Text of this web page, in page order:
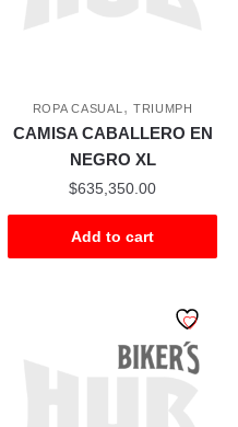
ROPA CASUAL , TRIUMPH
CAMISA CABALLERO EN
NEGRO XL
$635,350.00
Add to cart